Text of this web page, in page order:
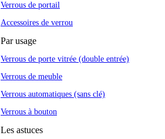
Verrous de portail
Accessoires de verrou
Par usage
Verrous de porte vitrée (double entrée)
Verrous de meuble
Verrous automatiques (sans clé)
Verrous à bouton
Les astuces